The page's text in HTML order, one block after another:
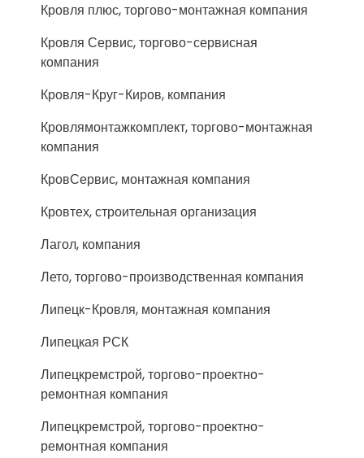
Кровля плюс, торгово-монтажная компания
Кровля Сервис, торгово-сервисная
компания
Кровля-Круг-Киров, компания
Кровлямонтажкомплект, торгово-монтажная
компания
КровСервис, монтажная компания
Кровтех, строительная организация
Лагол, компания
Лето, торгово-производственная компания
Липецк-Кровля, монтажная компания
Липецкая РСК
Липецкремстрой, торгово-проектно-
ремонтная компания
Липецкремстрой, торгово-проектно-
ремонтная компания